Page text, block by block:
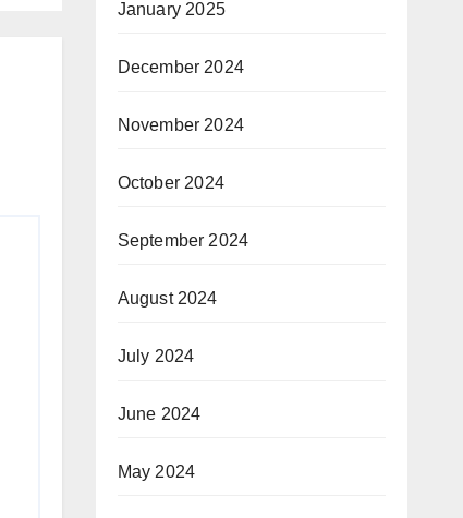
January 2025
December 2024
November 2024
October 2024
September 2024
August 2024
July 2024
June 2024
May 2024